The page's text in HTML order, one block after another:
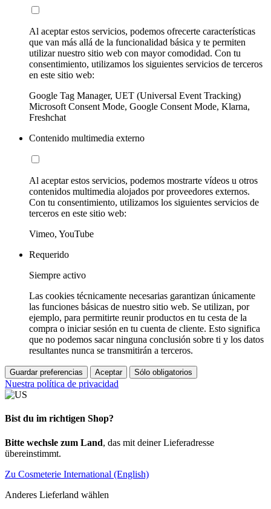
Al aceptar estos servicios, podemos ofrecerte características
que van más allá de la funcionalidad básica y te permiten
utilizar nuestro sitio web con mayor comodidad. Con tu
consentimiento, utilizamos los siguientes servicios de terceros
en este sitio web:
Google Tag Manager, UET (Universal Event Tracking)
Microsoft Consent Mode, Google Consent Mode, Klarna,
Freshchat
Contenido multimedia externo
Al aceptar estos servicios, podemos mostrarte vídeos u otros
contenidos multimedia alojados por proveedores externos.
Con tu consentimiento, utilizamos los siguientes servicios de
terceros en este sitio web:
Vimeo, YouTube
Requerido
Siempre activo
Las cookies técnicamente necesarias garantizan únicamente
las funciones básicas de nuestro sitio web. Se utilizan, por
ejemplo, para permitirte reunir productos en tu cesta de la
compra o iniciar sesión en tu cuenta de cliente. Esto significa
que no podemos sacar ninguna conclusión sobre ti y los datos
resultantes nunca se transmitirán a terceros.
Guardar preferencias Aceptar Sólo obligatorios
Nuestra política de privacidad
Bist du im richtigen Shop?
Bitte wechsle zum Land, das mit deiner Lieferadresse
übereinstimmt.
Zu Cosmeterie International (English)
Anderes Lieferland wählen